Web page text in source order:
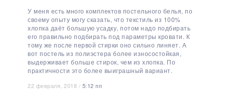
У меня есть много комплектов постельного белья, по
своему опыту могу сказать, что текстиль из 100%
хлопка даёт большую усадку, потом надо подбирать
его правильно подбирать под параметры кровати. К
тому же после первой стирки оно сильно линяет. А
вот постель из полиэстера более износостойкая,
выдерживает больше стирок, чем из хлопка. По
практичности это более выиграшный вариант.
22 февраля, 2018 / 5:12 пп